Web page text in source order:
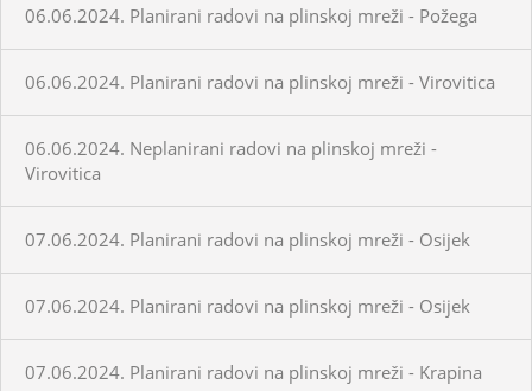
06.06.2024. Planirani radovi na plinskoj mreži - Požega
06.06.2024. Planirani radovi na plinskoj mreži - Virovitica
06.06.2024. Neplanirani radovi na plinskoj mreži -
Virovitica
07.06.2024. Planirani radovi na plinskoj mreži - Osijek
07.06.2024. Planirani radovi na plinskoj mreži - Osijek
07.06.2024. Planirani radovi na plinskoj mreži - Krapina